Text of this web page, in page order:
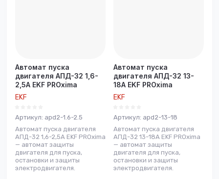
Автомат пуска
двигателя АПД-32 1,6-
2,5А EKF PROxima
EKF
Артикул: apd2-1.6-2.5
Автомат пуска двигателя
АПД-32 1,6-2,5А EKF PROxima
— автомат защиты
двигателя для пуска,
остановки и защиты
электродвигателя.
Автомат пуска
двигателя АПД-32 13-
18А EKF PROxima
EKF
Артикул: apd2-13-18
Автомат пуска двигателя
АПД-32 13-18А EKF PROxima
— автомат защиты
двигателя для пуска,
остановки и защиты
электродвигателя.